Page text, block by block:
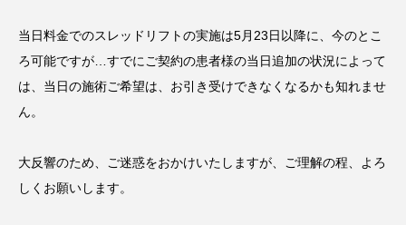
当日料金でのスレッドリフトの実施は5月23日以降に、今のとこ
ろ可能ですが…すでにご契約の患者様の当日追加の状況によって
は、当日の施術ご希望は、お引き受けできなくなるかも知れませ
ん。
大反響のため、ご迷惑をおかけいたしますが、ご理解の程、よろ
しくお願いします。